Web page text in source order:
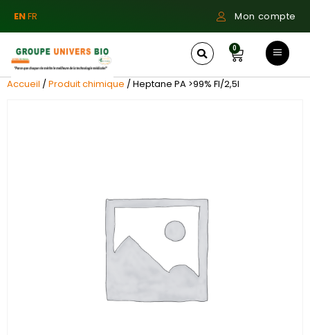
ENFR Mon compte
0
Accueil /Produit chimique / Heptane PA >99% Fl/2,5l